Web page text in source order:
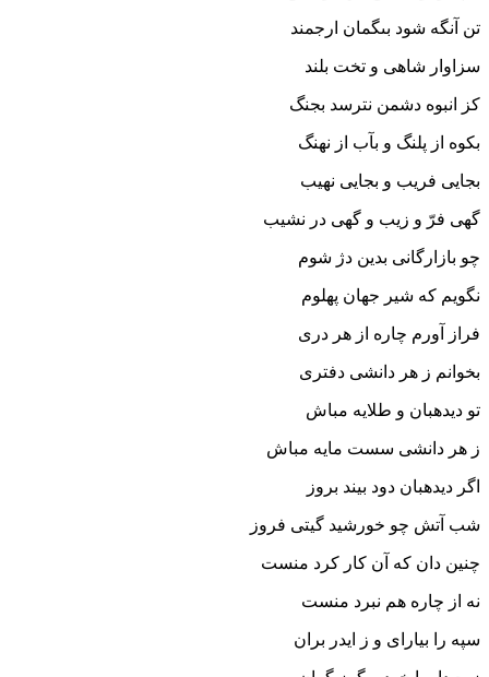
تن آنگه شود بى‏گمان ارجمند
سزاوار شاهى و تخت بلند
کز انبوه دشمن نترسد بجنگ
بکوه از پلنگ و بآب از نهنگ‏
بجایى فریب و بجایى نهیب
گهى فرّ و زیب و گهى در نشیب‏
چو بازارگانى بدین دژ شوم
نگویم که شیر جهان پهلوم‏
فراز آورم چاره از هر درى
بخوانم ز هر دانشى دفترى‏
تو دیده‏بان و طلایه مباش
ز هر دانشى سست مایه مباش‏
اگر دیده‏بان دود بیند بروز
شب آتش چو خورشید گیتى فروز
چنین دان که آن کار کرد منست
نه از چاره هم نبرد منست‏
سپه را بیاراى و ز ایدر بران